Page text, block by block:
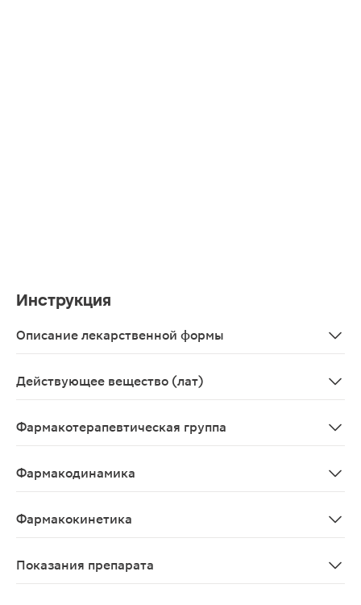
Инструкция
Описание лекарственной формы
Действующее вещество (лат)
Фармакотерапевтическая группа
Фармакодинамика
Фармакокинетика
Показания препарата